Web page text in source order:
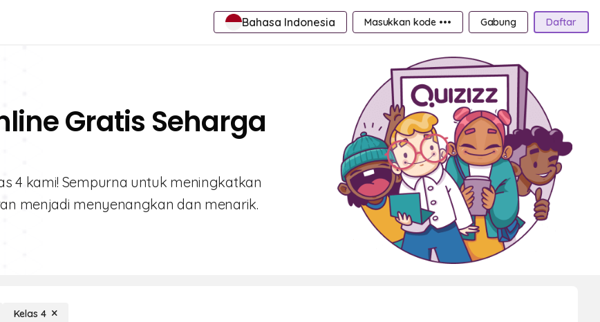
Bahasa Indonesia Masukkan kode ••• Gabung Daftar
Gratis Seharga
4 kami! Sempurna untuk meningkatkan
menjadi menyenangkan dan menarik.
Kelas 4